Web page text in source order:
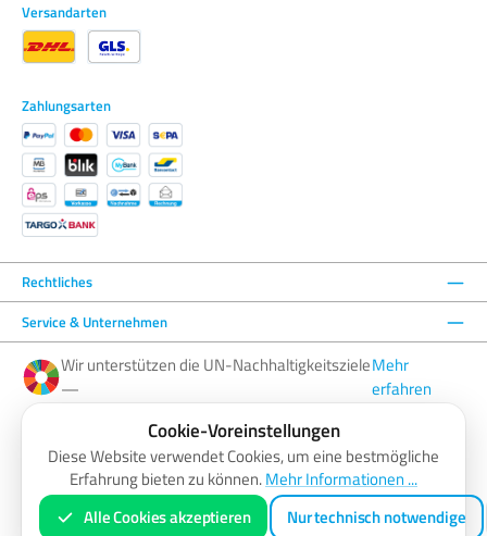
Versandarten
Zahlungsarten
Rechtliches
Service & Unternehmen
Wir unterstützen die UN-Nachhaltigkeitsziele
—
Mehr
erfahren
LinkedIn
Barrierefreiheitserklärung Datenschutzerklärung Impressum
Widerrufsbelehrung
Vertrag widerrufen
* Alle Preise inkl. gesetzl. Mehrwertsteuer zzgl. Versandkostenund ggf. Nachnahmegebühren, wenn nicht anders
Cookie-Voreinstellungen
Diese Website verwendet Cookies, um eine bestmögliche
Erfahrung bieten zu können.Mehr Informationen ...
Alle Cookies akzeptieren
Nur technisch notwendige